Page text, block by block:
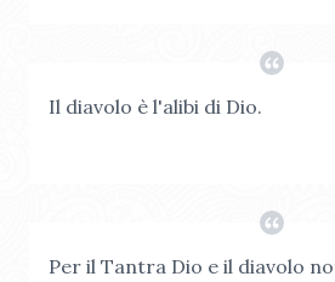
Il diavolo è l'alibi di Dio.
Per il Tantra Dio e il diavolo